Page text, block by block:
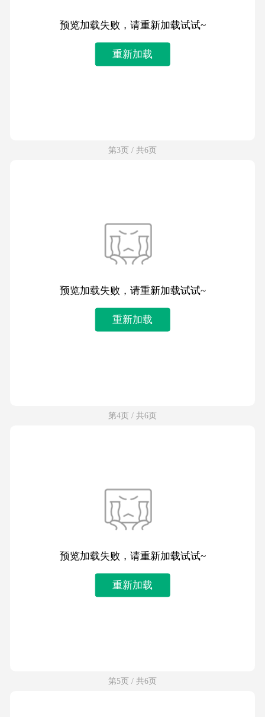
预览加载失败，请重新加载试试~
重新加载
第3页 / 共6页
预览加载失败，请重新加载试试~
重新加载
第4页 / 共6页
预览加载失败，请重新加载试试~
重新加载
第5页 / 共6页